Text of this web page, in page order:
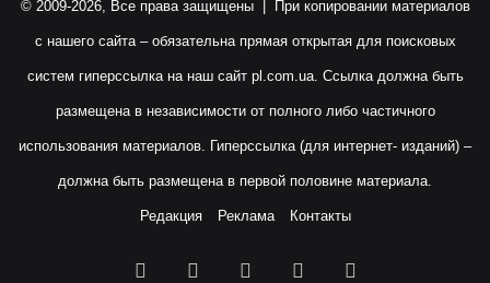
© 2009-2026, Все права защищены | При копировании материалов
с нашего сайта – обязательна прямая открытая для поисковых
систем гиперссылка на наш сайт pl.com.ua. Ссылка должна быть
размещена в независимости от полного либо частичного
использования материалов. Гиперссылка (для интернет- изданий) –
должна быть размещена в первой половине материала.
Редакция Реклама Контакты
Facebook YouTubeInstagram